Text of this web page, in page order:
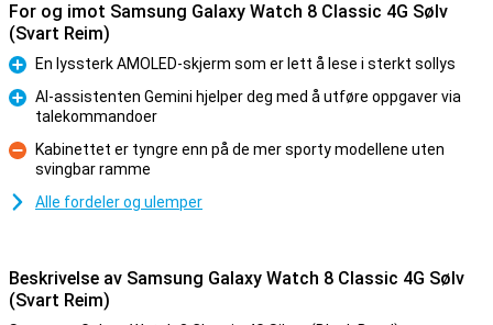
For og imot Samsung Galaxy Watch 8 Classic 4G Sølv
(Svart Reim)
Fordel
En lyssterk AMOLED-skjerm som er lett å lese i sterkt sollys
Fordel
AI-assistenten Gemini hjelper deg med å utføre oppgaver via
talekommandoer
Ulempe
Kabinettet er tyngre enn på de mer sporty modellene uten
svingbar ramme
Alle fordeler og ulemper
Beskrivelse av Samsung Galaxy Watch 8 Classic 4G Sølv
(Svart Reim)